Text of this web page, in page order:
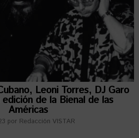
Leoni Torres, DJ Garo
de la Bienal de las
Américas
por Redacción VISTAR